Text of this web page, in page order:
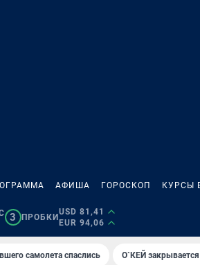
АФИША ГОРОСКОП КУРСЫ
3 ПРОБКИ
USD 81,41
EUR 94,06
самолета спаслись О`КЕЙ